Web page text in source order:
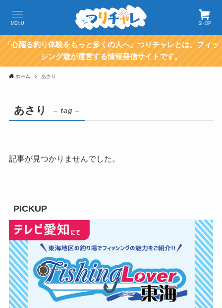
SHOP
MENU
「心躍る釣り体験をもっと多くの人へ」つりチャレとは、フィッ
シング遊が運営する情報発信サイトです。
ホーム あさり
あさり – tag –
記事が見つかりませんでした。
PICKUP